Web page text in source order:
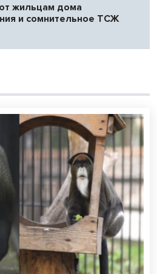
жильцам дома
и сомнительное ТСЖ